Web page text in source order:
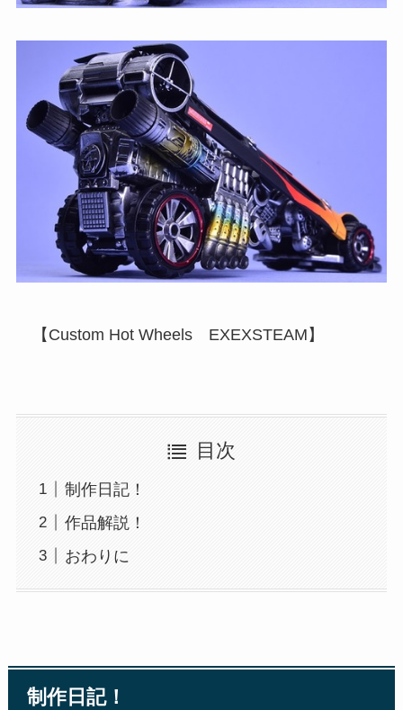
【Custom Hot Wheels EXEXSTEAM】
目次
制作日記！
作品解説！
おわりに
制作日記！